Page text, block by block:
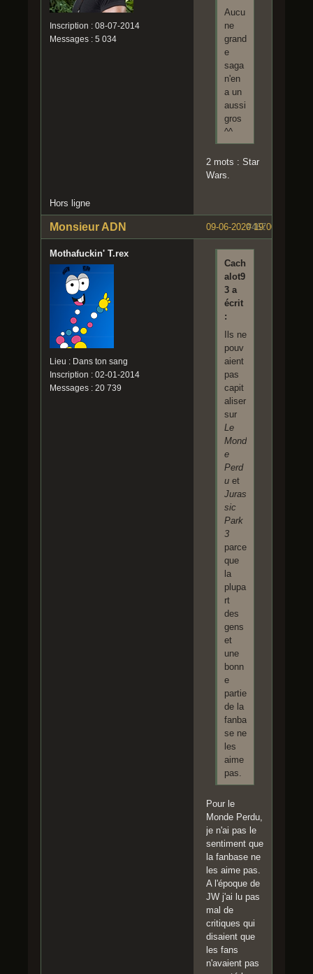
Inscription : 08-07-2014
Messages : 5 034
Aucu
ne
grand
e
saga
n'en
a un
aussi
gros
^^
2 mots : Star
Wars.
Hors ligne
#467
09-06-2020 19:00:19
Monsieur ADN
Mothafuckin' T.rex
Lieu : Dans ton sang
Inscription : 02-01-2014
Messages : 20 739
Cach
alot9
3 a
écrit
:
Ils ne
pouv
aient
pas
capit
aliser
sur
Le
Mond
e
Perd
uet
Juras
sic
Park
3
parce
que
la
plupa
rt
des
gens
et
une
bonn
e
partie
de la
fanba
se ne
les
aime
pas.
Pour le
Monde Perdu,
je n'ai pas le
sentiment que
la fanbase ne
les aime pas.
A l'époque de
JW j'ai lu pas
mal de
critiques qui
disaient que
les fans
n'avaient pas